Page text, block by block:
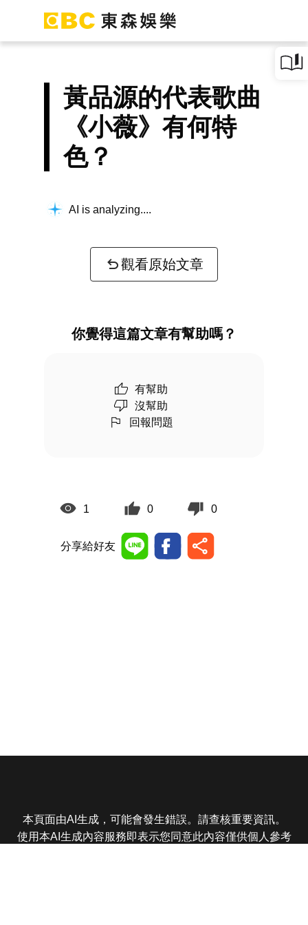
黃品源的代表歌曲
《小薇》有何特
色？
AI is analyzing...
觀看原始文章
你覺得這篇文章有幫助嗎？
有幫助
沒幫助
回報問題
1 0 0
分享給好友
本頁面由AI生成，可能會發生錯誤。請查核重要資訊。
使用本AI生成內容服務即表示您同意此內容僅供個人參考